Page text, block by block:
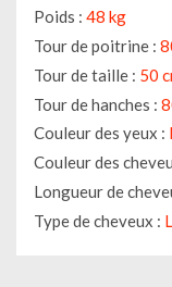
Poids : 48 kg
Tour de poitrine :
Tour de taille : 50
Tour de hanches :
Couleur des yeux :
Couleur des
Longueur de
Type de cheveux :